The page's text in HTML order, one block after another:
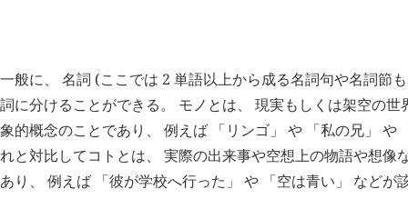
一般に、 名詞 (ここでは 2 単語以上から成る名詞句や名詞節
詞に分けることができる。 モノとは、 現実もしくは架空の
象的概念のことであり、 例えば 「リンゴ」 や 「私の兄」 や
れと対比してコトとは、 実際の出来事や空想上の物語や想像
あり、 例えば 「彼が学校へ行った」 や 「空は青い」 などが